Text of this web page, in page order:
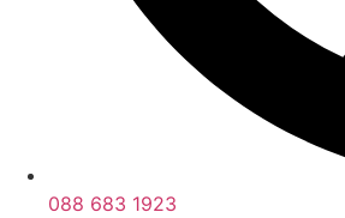
088 683 1923